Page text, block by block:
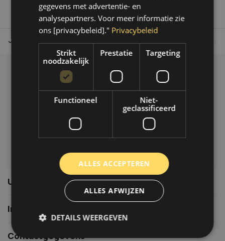
Tot 30 dagen retour sturen. Op werkdagen voor 14.00 uur
Klantenservice
Veelgestelde vragen
06-39119169
info@autoklusser.nl
Usefull links
Informatie
Contactgegevens
gegevens met advertentie- en
analysepartners. Voor meer informatie zie
ons [privacybeleid]." Privacybeleid
Strikt
noodzakelijk
Prestatie Targeting
Functioneel
Niet-
geclassificeerd
ALLES ACCEPTEREN
ALLES AFWIJZEN
DETAILS WEERGEVEN